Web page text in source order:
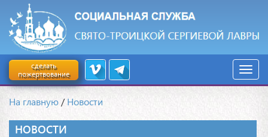
сделать
пожертвование
На главную /Новости
НОВОСТИ